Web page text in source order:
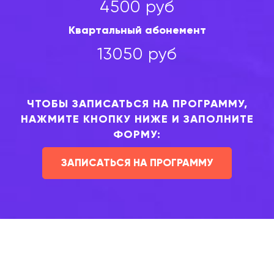
4500 руб
Квартальный абонемент
13050 руб
ЧТОБЫ ЗАПИСАТЬСЯ НА ПРОГРАММУ,
НАЖМИТЕ КНОПКУ НИЖЕ И ЗАПОЛНИТЕ
ФОРМУ:
ЗАПИСАТЬСЯ НА ПРОГРАММУ